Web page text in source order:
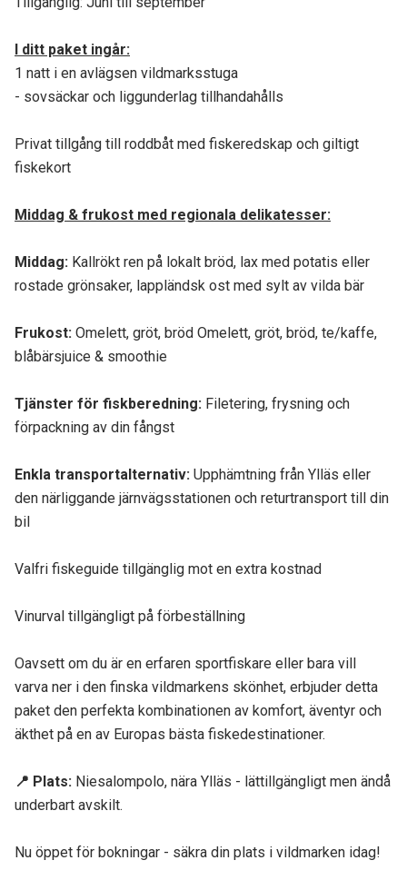
I ditt paket ingår:
1 natt i en avlägsen vildmarksstuga
- sovsäckar och liggunderlag tillhandahålls
Privat tillgång till roddbåt med fiskeredskap och giltigt
fiskekort
Middag & frukost med regionala delikatesser:
Middag: Kallrökt ren på lokalt bröd, lax med potatis eller
rostade grönsaker, lappländsk ost med sylt av vilda bär
Frukost: Omelett, gröt, bröd Omelett, gröt, bröd, te/kaffe,
blåbärsjuice & smoothie
Tjänster för fiskberedning: Filetering, frysning och
förpackning av din fångst
Enkla transportalternativ: Upphämtning från Ylläs eller
den närliggande järnvägsstationen och returtransport till din
bil
Valfri fiskeguide tillgänglig mot en extra kostnad
Vinurval tillgängligt på förbeställning
Oavsett om du är en erfaren sportfiskare eller bara vill
varva ner i den finska vildmarkens skönhet, erbjuder detta
paket den perfekta kombinationen av komfort, äventyr och
äkthet på en av Europas bästa fiskedestinationer.
📍 Plats: Niesalompolo, nära Ylläs - lättillgängligt men ändå
underbart avskilt.
Nu öppet för bokningar - säkra din plats i vildmarken idag!